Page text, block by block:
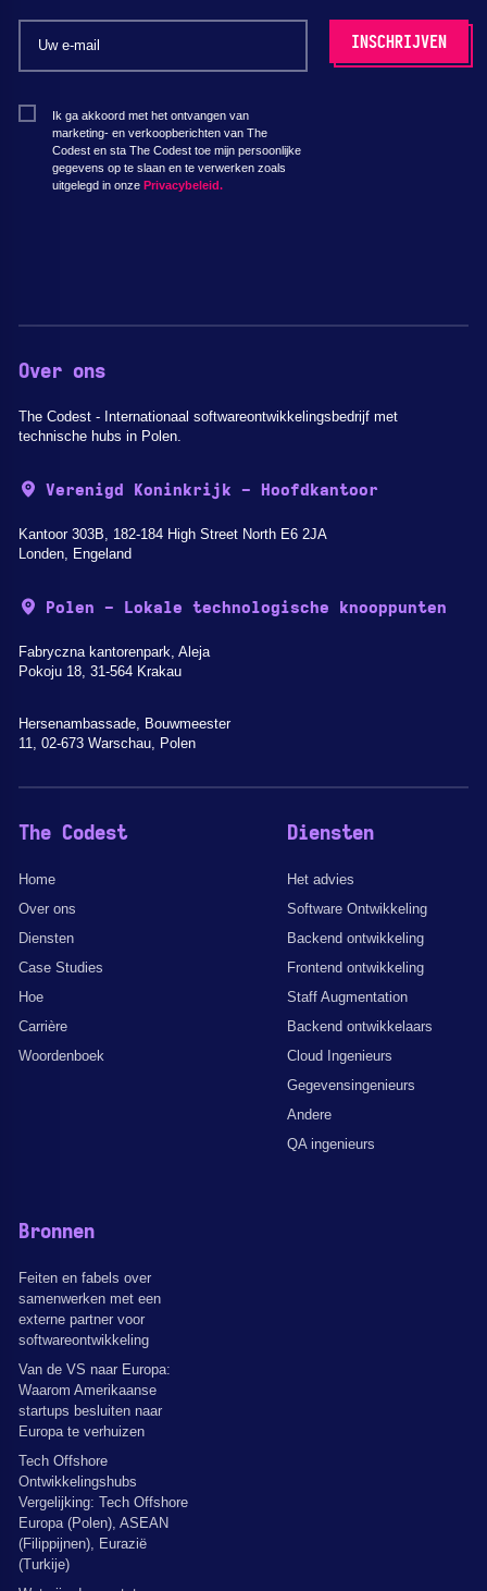
Ik ga akkoord met het ontvangen van
marketing- en verkoopberichten van The
Codest en sta The Codest toe mijn persoonlijke
gegevens op te slaan en te verwerken zoals
uitgelegd in onze Privacybeleid.
Over ons
The Codest - Internationaal softwareontwikkelingsbedrijf met
technische hubs in Polen.
Verenigd Koninkrijk - Hoofdkantoor
Kantoor 303B, 182-184 High Street North E6 2JA
Londen, Engeland
Polen - Lokale technologische knooppunten
Fabryczna kantorenpark, Aleja
Pokoju 18, 31-564 Krakau
Hersenambassade, Bouwmeester
11, 02-673 Warschau, Polen
The Codest
Home
Over ons
Diensten
Case Studies
Hoe
Carrière
Woordenboek
Diensten
Het advies
Software Ontwikkeling
Backend ontwikkeling
Frontend ontwikkeling
Staff Augmentation
Backend ontwikkelaars
Cloud Ingenieurs
Gegevensingenieurs
Andere
QA ingenieurs
Bronnen
Feiten en fabels over
samenwerken met een
externe partner voor
softwareontwikkeling
Van de VS naar Europa:
Waarom Amerikaanse
startups besluiten naar
Europa te verhuizen
Tech Offshore
Ontwikkelingshubs
Vergelijking: Tech Offshore
Europa (Polen), ASEAN
(Filippijnen), Eurazië
(Turkije)